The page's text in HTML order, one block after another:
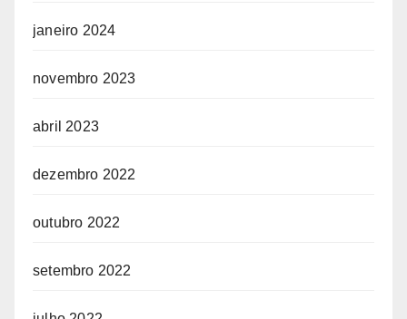
janeiro 2024
novembro 2023
abril 2023
dezembro 2022
outubro 2022
setembro 2022